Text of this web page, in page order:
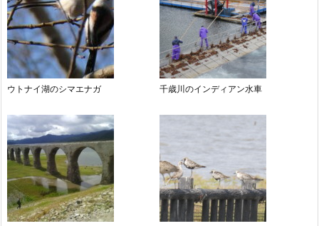
ウトナイ湖のシマエナガ 千歳川のインディアン水車